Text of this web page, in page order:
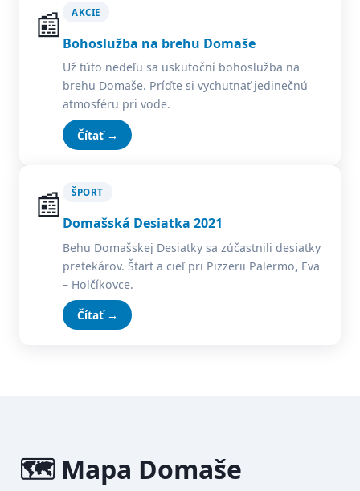
📰 AKCIE
Bohoslužba na brehu Domaše
Už túto nedeľu sa uskutoční bohoslužba na
brehu Domaše. Príďte si vychutnať jedinečnú
atmosféru pri vode.
Čítať →
📰 ŠPORT
Domašská Desiatka 2021
Behu Domašskej Desiatky sa zúčastnili desiatky
pretekárov. Štart a cieľ pri Pizzerii Palermo, Eva
– Holčíkovce.
Čítať →
🗺️ Mapa Domaše